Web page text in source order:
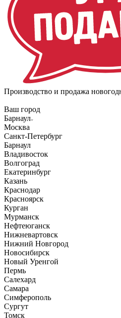
Производство и продажа
Ваш город
Барнаул
Москва
Санкт-Петербург
Барнаул
Владивосток
Волгоград
Екатеринбург
Казань
Краснодар
Красноярск
Курган
Мурманск
Нефтеюганск
Нижневартовск
Нижний Новгород
Новосибирск
Новый Уренгой
Пермь
Салехард
Самара
Симферополь
Сургут
Томск